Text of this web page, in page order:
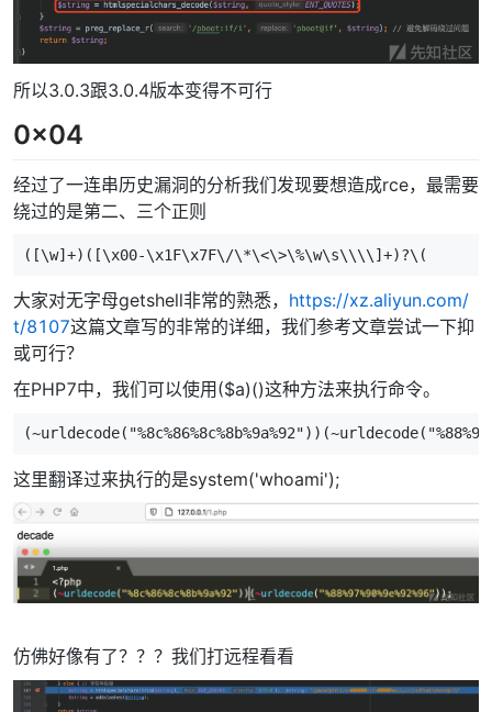
所以3.0.3跟3.0.4版本变得不可行
0x04
经过了一连串历史漏洞的分析我们发现要想造成rce，最需要
绕过的是第二、三个正则
([\w]+)([\x00-\x1F\x7F\/\*\<\>\%\w\s\\\\]+)?\(
大家对无字母getshell非常的熟悉， https://xz.aliyun.com/
t/8107这篇文章写的非常的详细，我们参考文章尝试一下抑
或可行？
在PHP7中，我们可以使用($a)()这种方法来执行命令。
这里翻译过来执行的是system('whoami');
仿佛好像有了？？？我们打远程看看